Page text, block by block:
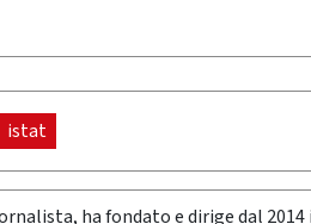
istat
ha fondato e dirige dal